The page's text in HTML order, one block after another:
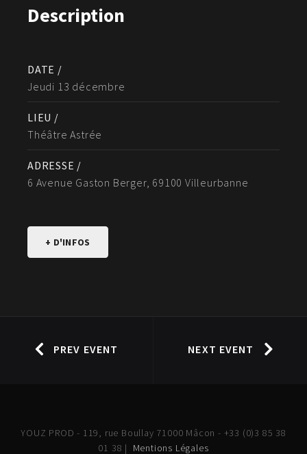
Description
DATE /
Jeudi 13 décembre
LIEU /
Théâtre Astrée
ADRESSE /
6 Avenue Gaston Berger, 69100 Villeurbanne
+ D'INFOS
PREV EVENT NEXT EVENT
YOUZ PROD - 119, rue Boullay 71000 Mâcon - +33 (0)3 85 38
01 38 | Mentions Légales